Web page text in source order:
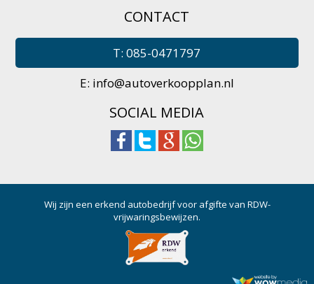
CONTACT
T: 085-0471797
E: info@autoverkoopplan.nl
SOCIAL MEDIA
Wij zijn een erkend autobedrijf voor afgifte van RDW-
vrijwaringsbewijzen.